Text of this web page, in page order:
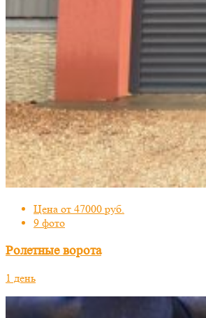
Цена от 47000 руб.
9 фото
Ролетные ворота
1 день